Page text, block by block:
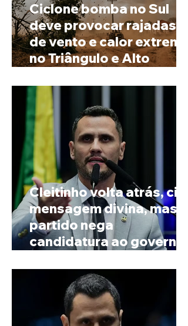
Ciclone bomba no Sul
deve provocar rajadas
de vento e calor extremo
no Triângulo e Alto
Cleitinho volta atrás, cita
mensagem divina, mas
partido nega
candidatura ao governo